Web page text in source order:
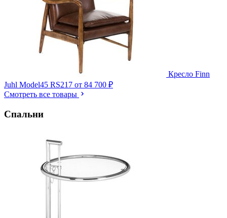
Кресло Finn
Juhl Model45 RS217 от 84 700 ₽
Смотреть все товары
Спальни